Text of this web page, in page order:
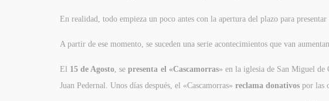
En realidad, todo empieza un poco antes con la apertura del plazo para
A partir de ese momento, se suceden una serie acontecimientos que van
El 15 de Agosto, sepresenta el «Cascamorras» en la iglesia de San Miguel de
Juan Pedernal. Unos días después, el «Cascamorras» reclama donativos por las